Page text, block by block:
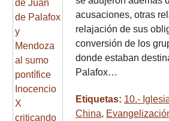
acusaciones, otras
relajación de sus
conversión de los
donde estaban
Palafox…
Etiquetas: 10.-
China,